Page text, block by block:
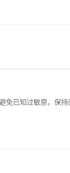
免已知过敏原，保